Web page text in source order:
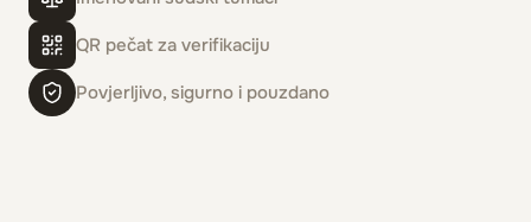
QR pečat za verifikaciju
Povjerljivo, sigurno i pouzdano